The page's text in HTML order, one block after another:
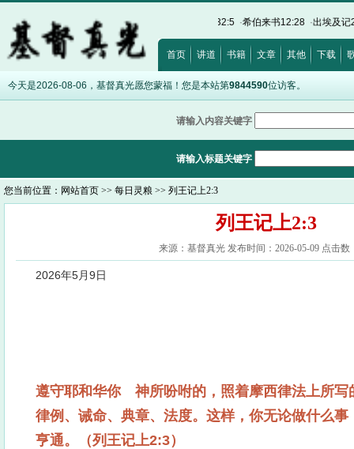
12:15· 以弗所书5:5 ·约翰福音8:12 希伯来书12:28·出埃及记20:17·
首页 讲道 书籍 文章 其他 下载
今天是2026-08-06，基督真光愿您蒙福！您是本站第9844590位访客。
请输入内容关键字
请输入标题关键字
您当前位置： 网站首页 >> 每日灵粮 >> 列王记上2:3
列王记上2:3
来源：基督真光 发布时间：2026-05-09 点击数
2026年5月9日
遵守耶和华你 神所吩咐的，照着摩西律法上所写
律例、诫命、典章、法度。这样，你无论做什么
亨通。（列王记上2:3）